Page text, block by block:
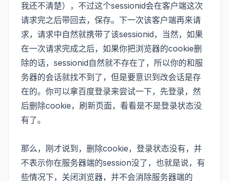
我还不清楚），不过这个sessionid会在客户端这次
请求完之后带回去，保存。下一次该客户端再来请
求，请求中自然就携带了该sessionid，当然，如果
在一次请求完成之后，如果你把浏览器的cookie删
除的话，sessionid自然就不存在了，所以你的和服
务器的会话就找不到了，但是要意识到改会话是存
在的。你可以拿百度登录来尝试一下，先登录，然
后删除cookie，刷新页面，看看是不是登录状态没
有了。
那么，刚才说到，删除cookie，登录状态没有，并
不表示你在服务器端的session没了，也就是说，有
些情况下，关闭浏览器，并不会消除服务器端的